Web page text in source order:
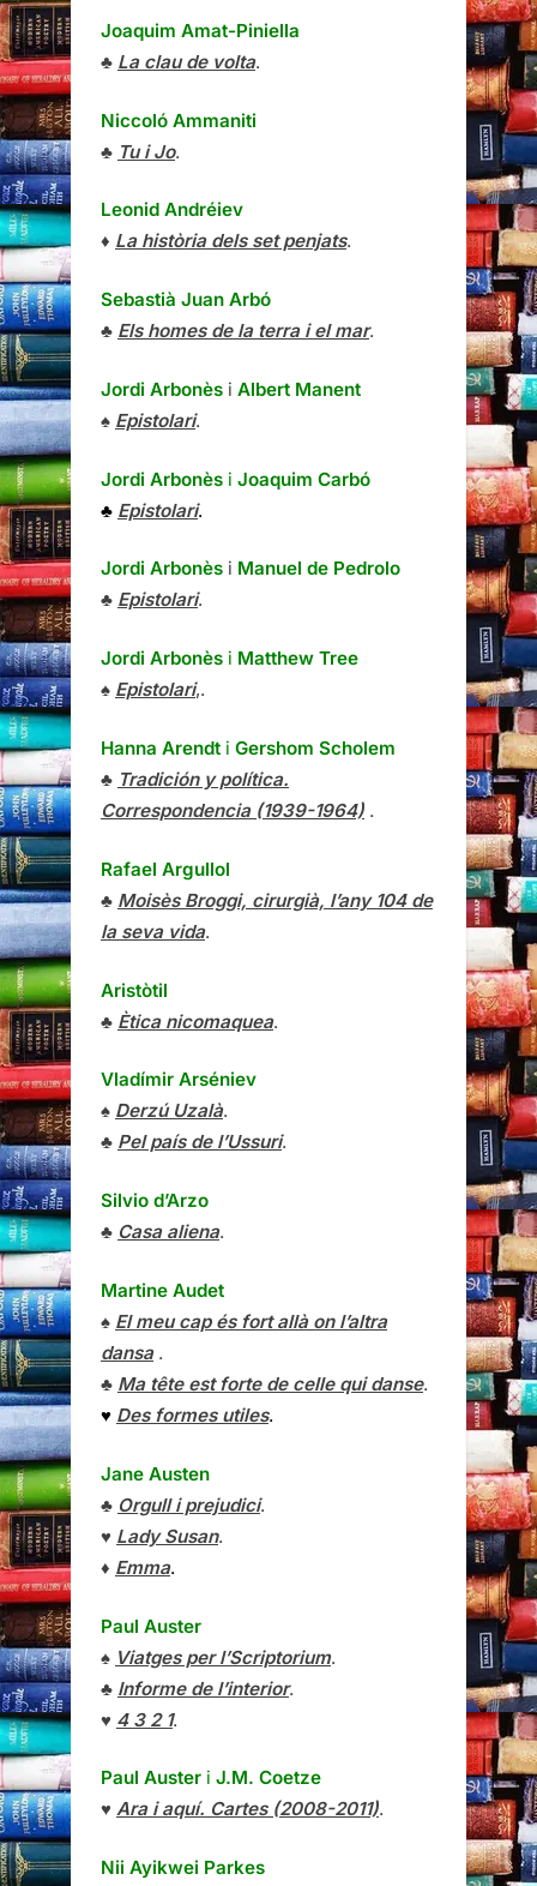
Joaquim Amat-Piniella
♣ La clau de volta.
Niccoló Ammaniti
♣ Tu i Jo.
Leonid Andréiev
♦ La història dels set penjats.
Sebastià Juan Arbó
♣ Els homes de la terra i el mar.
Jordi Arbonès i Albert Manent
♠ Epistolari.
Jordi Arbonès i Joaquim Carbó
♣ Epistolari.
Jordi Arbonès i Manuel de Pedrolo
♣ Epistolari.
Jordi Arbonès i Matthew Tree
♠ Epistolari,.
Hanna Arendt i Gershom Scholem
♣ Tradición y política.
Correspondencia (1939-1964) .
Rafael Argullol
♣ Moisès Broggi, cirurgià, l’any 104 de
la seva vida.
Aristòtil
♣ Ètica nicomaquea.
Vladímir Arséniev
♠ Derzú Uzalà.
♣ Pel país de l’Ussuri.
Silvio d’Arzo
♣ Casa aliena.
Martine Audet
♠ El meu cap és fort allà on l’altra
dansa.
♣ Ma tête est forte de celle qui danse.
♥ Des formes utiles.
Jane Austen
♣ Orgull i prejudici.
♥ Lady Susan.
♦ Emma.
Paul Auster
♠ Viatges per l’Scriptorium.
♣ Informe de l’interior.
♥ 4 3 2 1.
Paul Auster i J.M. Coetze
♥ Ara i aquí. Cartes (2008-2011).
Nii Ayikwei Parkes